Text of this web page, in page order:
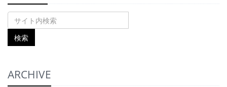
ARCHIVE